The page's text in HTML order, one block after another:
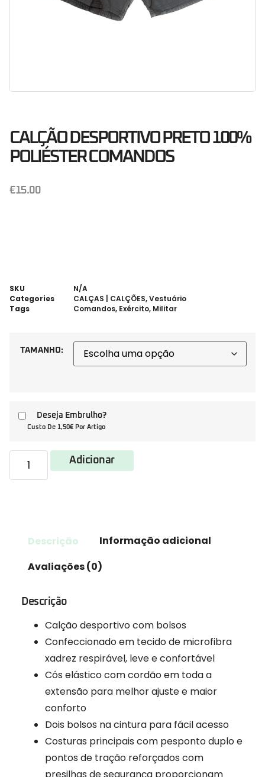
CALÇÃO DESPORTIVO PRETO 100%
POLIÉSTER COMANDOS
€15.00
SKU
N/A
Categories
CALÇAS | CALÇÕES,Vestuário
Tags
Comandos, Exército, Militar
TAMANHO:
Deseja Embrulho?
Custo De 1,50€ Por Artigo
Adicionar
Descrição
Informação adicional
Avaliações (0)
Descrição
Calção desportivo com bolsos
Confeccionado em tecido de microfibra
xadrez respirável, leve e confortável
Cós elástico com cordão em toda a
extensão para melhor ajuste e maior
conforto
Dois bolsos na cintura para fácil acesso
Costuras principais com pesponto duplo e
pontos de tração reforçados com
presilhas de segurança proporcionam